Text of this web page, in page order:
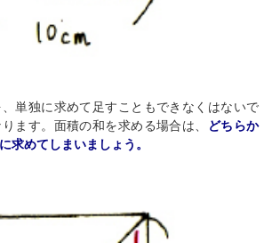
単独に求めて足すこともできなくはないで
ます。面積の和を求める場合は、
どちらか
求めてしまいましょう。